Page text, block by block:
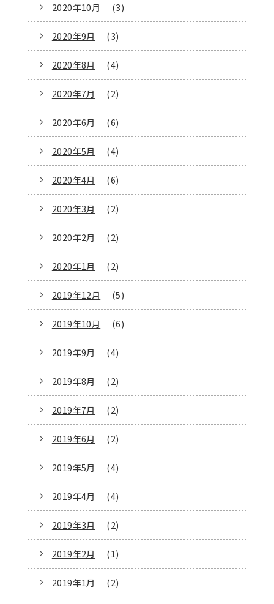
2020年10月 (3)
2020年9月 (3)
2020年8月 (4)
2020年7月 (2)
2020年6月 (6)
2020年5月 (4)
2020年4月 (6)
2020年3月 (2)
2020年2月 (2)
2020年1月 (2)
2019年12月 (5)
2019年10月 (6)
2019年9月 (4)
2019年8月 (2)
2019年7月 (2)
2019年6月 (2)
2019年5月 (4)
2019年4月 (4)
2019年3月 (2)
2019年2月 (1)
2019年1月 (2)